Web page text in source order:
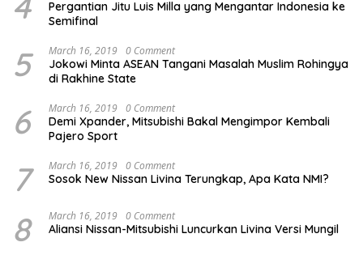
Pergantian Jitu Luis Milla yang Mengantar Indonesia ke
Semifinal
5 March 16, 2019 0 Comment
Jokowi Minta ASEAN Tangani Masalah Muslim Rohingya
di Rakhine State
6 March 16, 2019 0 Comment
Demi Xpander, Mitsubishi Bakal Mengimpor Kembali
Pajero Sport
7 March 16, 2019 0 Comment
Sosok New Nissan Livina Terungkap, Apa Kata NMI?
8 March 16, 2019 0 Comment
Aliansi Nissan-Mitsubishi Luncurkan Livina Versi Mungil